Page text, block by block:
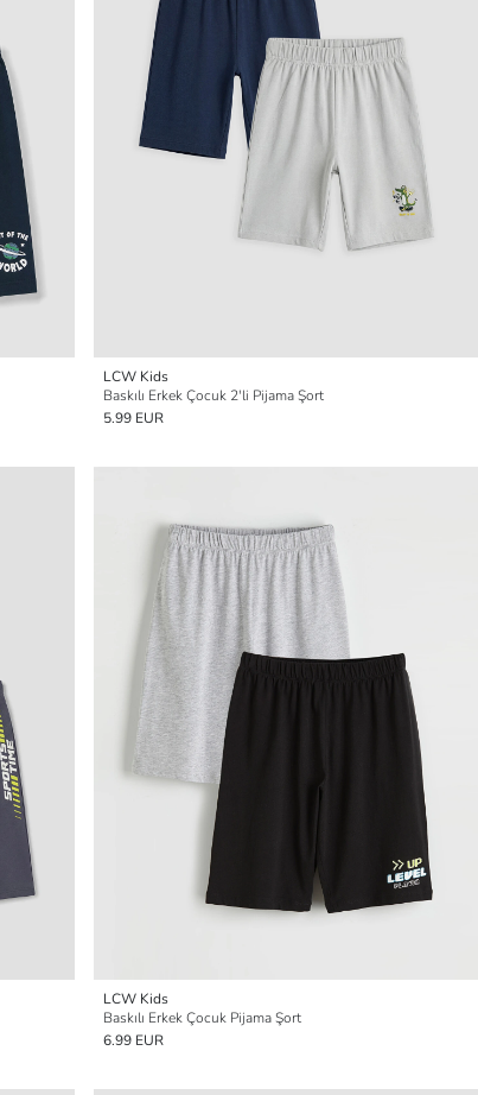
LCW Kids
Baskılı Erkek Çocuk 2'li Pijama Şort
5.99 EUR
LCW Kids
Baskılı Erkek Çocuk Pijama Şort
6.99 EUR